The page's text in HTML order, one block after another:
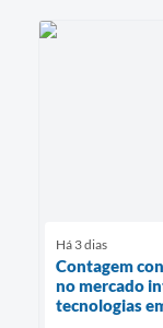
Há 3 dias
Contagem
no mercado
tecnologias